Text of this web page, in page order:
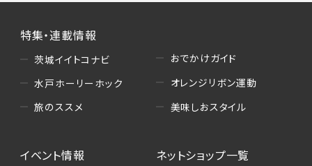
特集・連載情報
茨城イイトコナビ
水戸ホーリーホック
旅のススメ
おでかけガイド
オレンジリボン運動
美味しおスタイル
イベント情報
ネットショップ一覧